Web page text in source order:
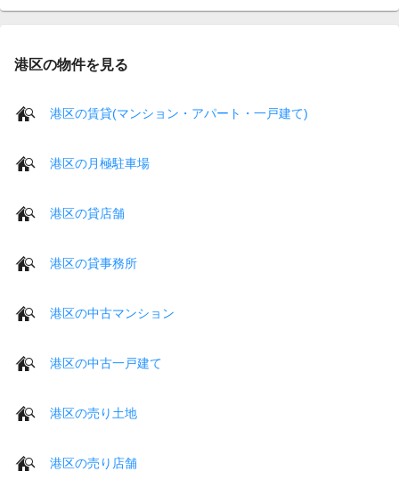
港区の物件を見る
港区の賃貸(マンション・アパート・一戸建て)
港区の月極駐車場
港区の貸店舗
港区の貸事務所
港区の中古マンション
港区の中古一戸建て
港区の売り土地
港区の売り店舗